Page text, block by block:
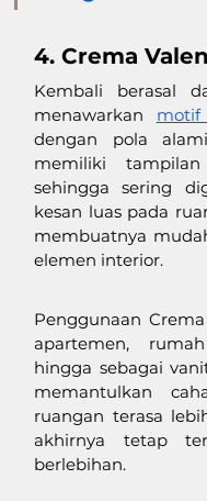
4. Crema
Kembali berasal
menawarkan
dengan pola
memiliki
sehingga sering
kesan luas pada
membuatnya
elemen interior.
Penggunaan
apartemen,
hingga sebagai
memantulkan
ruangan terasa
akhirnya tetap
berlebihan.